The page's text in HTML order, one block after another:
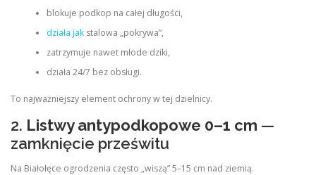
blokuje podkop na całej długości,
działa jakstalowa „pokrywa”,
zatrzymuje nawet młode dziki,
działa 24/7 bez obsługi.
To najważniejszy element ochrony w tej dzielnicy.
2. Listwy antypodkopowe 0–1 cm —
zamknięcie prześwitu
Na Białołęce ogrodzenia często „wiszą” 5–15 cm nad ziemią.